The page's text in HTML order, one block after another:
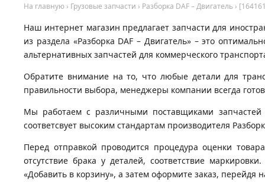
На главную › Грузовые запчасти › Разборка DAF – Двигатель ›
Наш интернет магазин предлагает запчасти для
из раздела «Разборка DAF – Двигатель» – это
альтернативных запчастей для коммерческого
Обратите внимание на то, что любые детали для
правильности выбора, менеджеры компании всегда
Мы работаем с различными поставщиками запчастей
соответсвует высоким стандартам производителя
Перед отправкой проводится процедура оценки
отсутствие брака у деталей, соответствие
«Добавить в корзину», а затем оформите заказ, перейдя